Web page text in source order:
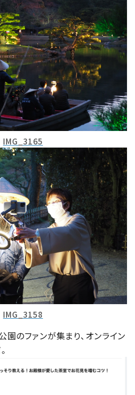
IMG_3165
IMG_3158
のファンが集まり、オンライン